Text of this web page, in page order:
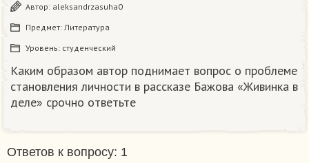
Автор: aleksandrzasuha0
Предмет: Литература
Уровень: студенческий
Каким образом автор поднимает вопрос о проблеме
становления личности в рассказе Бажова «Живинка в
деле» срочно ответьте
Ответов к вопросу: 1